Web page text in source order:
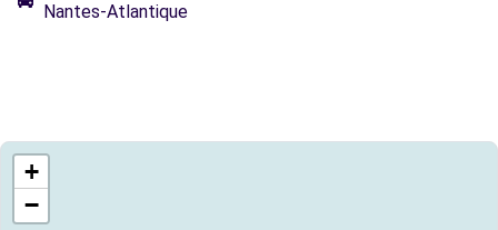
Nantes-Atlantique
+
−